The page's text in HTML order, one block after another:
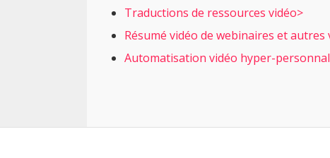
Traductions de ressources vidéo>
Résumé vidéo de webinaires et autres
Automatisation vidéo hyper-